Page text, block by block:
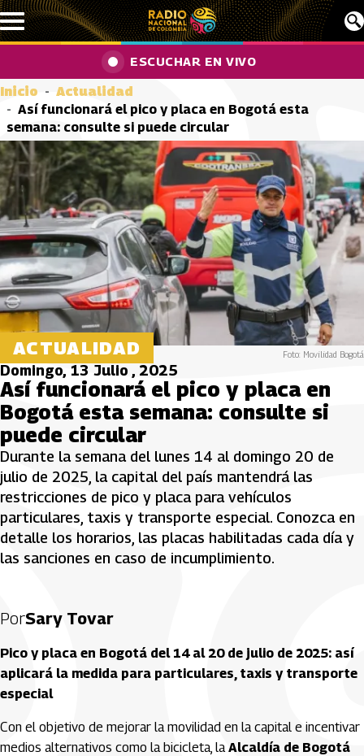
Pasar al contenido principal
ESCUCHAR EN VIVO
Inicio
Actualidad
Así funcionará el pico y placa en Bogotá esta
semana: consulte si puede circular
ACTUALIDAD Foto: Movilidad Bogotá
Domingo, 13 Julio , 2025
Así funcionará el pico y placa en
Bogotá esta semana: consulte si
puede circular
Durante la semana del lunes 14 al domingo 20 de
julio de 2025, la capital del país mantendrá las
restricciones de pico y placa para vehículos
particulares, taxis y transporte especial. Conozca en
detalle los horarios, las placas habilitadas cada día y
las sanciones en caso de incumplimiento.
PorSary Tovar
Pico y placa en Bogotá del 14 al 20 de julio de 2025: así
aplicará la medida para particulares, taxis y transporte
especial
Con el objetivo de mejorar la movilidad en la capital e incentivar
medios alternativos como la bicicleta, laAlcaldía de Bogotá